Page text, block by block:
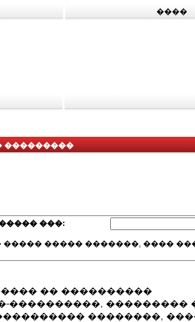
����
���������
���:
����� �������, ����
�� ����������
����������, ���������
��������,